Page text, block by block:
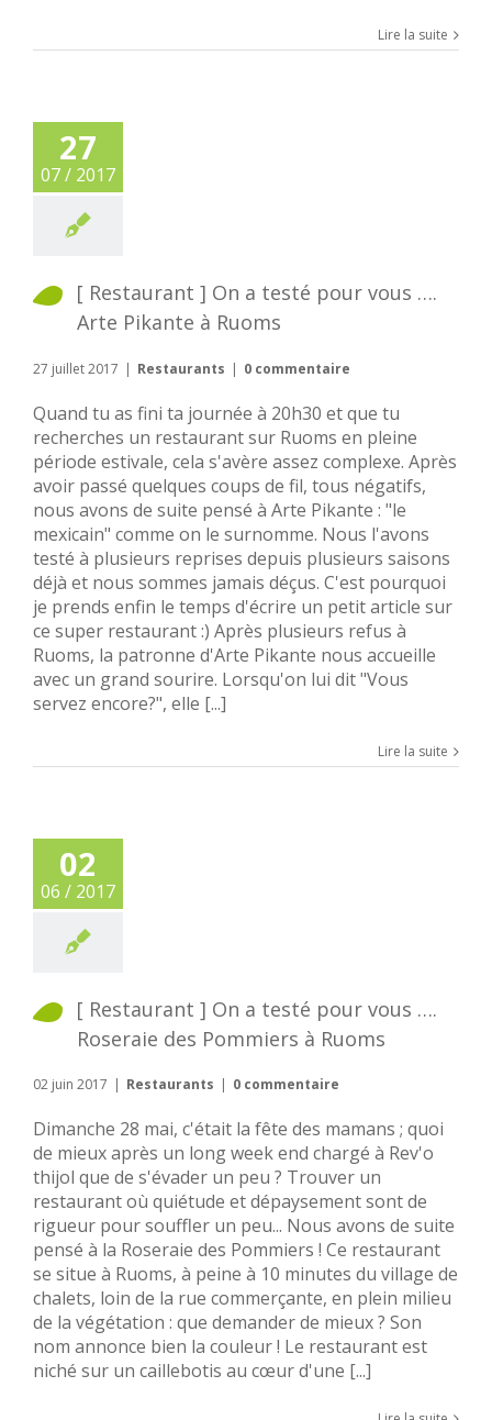
Lire la suite
27
07 / 2017
[ Restaurant ] On a testé pour vous ….
Arte Pikante à Ruoms
27 juillet 2017 | Restaurants | 0 commentaire
Quand tu as fini ta journée à 20h30 et que tu
recherches un restaurant sur Ruoms en pleine
période estivale, cela s'avère assez complexe. Après
avoir passé quelques coups de fil, tous négatifs,
nous avons de suite pensé à Arte Pikante : "le
mexicain" comme on le surnomme. Nous l'avons
testé à plusieurs reprises depuis plusieurs saisons
déjà et nous sommes jamais déçus. C'est pourquoi
je prends enfin le temps d'écrire un petit article sur
ce super restaurant :) Après plusieurs refus à
Ruoms, la patronne d'Arte Pikante nous accueille
avec un grand sourire. Lorsqu'on lui dit "Vous
servez encore?", elle [...]
Lire la suite
02
06 / 2017
[ Restaurant ] On a testé pour vous ….
Roseraie des Pommiers à Ruoms
02 juin 2017 | Restaurants | 0 commentaire
Dimanche 28 mai, c'était la fête des mamans ; quoi
de mieux après un long week end chargé à Rev'o
thijol que de s'évader un peu ? Trouver un
restaurant où quiétude et dépaysement sont de
rigueur pour souffler un peu... Nous avons de suite
pensé à la Roseraie des Pommiers ! Ce restaurant
se situe à Ruoms, à peine à 10 minutes du village de
chalets, loin de la rue commerçante, en plein milieu
de la végétation : que demander de mieux ? Son
nom annonce bien la couleur ! Le restaurant est
niché sur un caillebotis au cœur d'une [...]